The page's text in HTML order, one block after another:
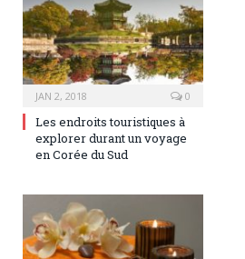
JAN 2, 2018 0
Les endroits touristiques à
explorer durant un voyage
en Corée du Sud